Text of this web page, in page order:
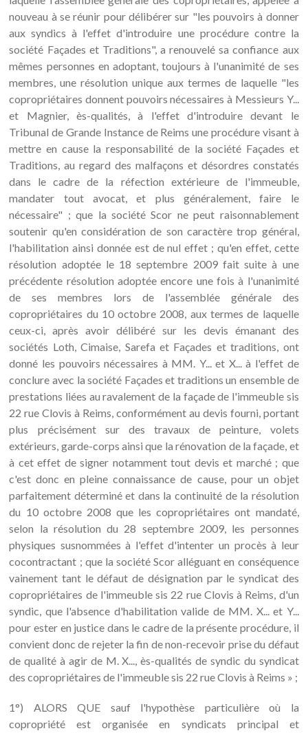
nouveau à se réunir pour délibérer sur "les pouvoirs à donner
aux syndics à l'effet d'introduire une procédure contre la
société Façades et Traditions", a renouvelé sa confiance aux
mêmes personnes en adoptant, toujours à l'unanimité de ses
membres, une résolution unique aux termes de laquelle "les
copropriétaires donnent pouvoirs nécessaires à Messieurs Y...
et Magnier, ès-qualités, à l'effet d'introduire devant le
Tribunal de Grande Instance de Reims une procédure visant à
mettre en cause la responsabilité de la société Façades et
Traditions, au regard des malfaçons et désordres constatés
dans le cadre de la réfection extérieure de l'immeuble,
mandater tout avocat, et plus généralement, faire le
nécessaire" ; que la société Scor ne peut raisonnablement
soutenir qu'en considération de son caractère trop général,
l'habilitation ainsi donnée est de nul effet ; qu'en effet, cette
résolution adoptée le 18 septembre 2009 fait suite à une
précédente résolution adoptée encore une fois à l'unanimité
de ses membres lors de l'assemblée générale des
copropriétaires du 10 octobre 2008, aux termes de laquelle
ceux-ci, après avoir délibéré sur les devis émanant des
sociétés Loth, Cimaise, Sarefa et Façades et traditions, ont
donné les pouvoirs nécessaires à MM. Y... et X... à l'effet de
conclure avec la société Façades et traditions un ensemble de
prestations liées au ravalement de la façade de l'immeuble sis
22 rue Clovis à Reims, conformément au devis fourni, portant
plus précisément sur des travaux de peinture, volets
extérieurs, garde-corps ainsi que la rénovation de la façade, et
à cet effet de signer notamment tout devis et marché ; que
c'est donc en pleine connaissance de cause, pour un objet
parfaitement déterminé et dans la continuité de la résolution
du 10 octobre 2008 que les copropriétaires ont mandaté,
selon la résolution du 28 septembre 2009, les personnes
physiques susnommées à l'effet d'intenter un procès à leur
cocontractant ; que la société Scor alléguant en conséquence
vainement tant le défaut de désignation par le syndicat des
copropriétaires de l'immeuble sis 22 rue Clovis à Reims, d'un
syndic, que l'absence d'habilitation valide de MM. X... et Y...
pour ester en justice dans le cadre de la présente procédure, il
convient donc de rejeter la fin de non-recevoir prise du défaut
de qualité à agir de M. X..., ès-qualités de syndic du syndicat
des copropriétaires de l'immeuble sis 22 rue Clovis à Reims » ;
1°) ALORS QUE sauf l'hypothèse particulière où la
copropriété est organisée en syndicats principal et